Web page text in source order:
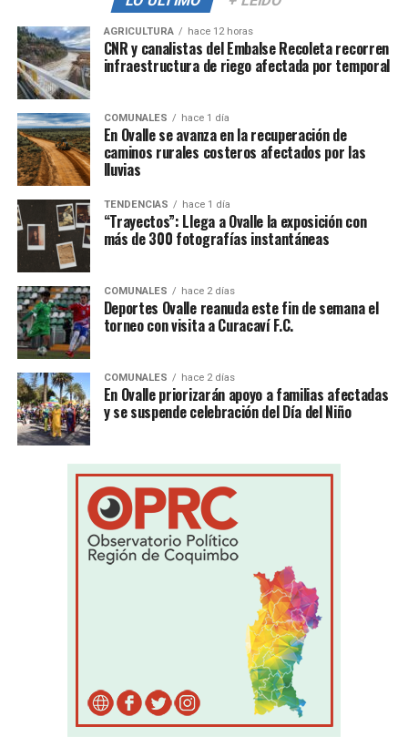
AGRICULTURA hace 12 horas
CNR y canalistas del Embalse Recoleta recorren
infraestructura de riego afectada por temporal
COMUNALES hace 1 día
En Ovalle se avanza en la recuperación de
caminos rurales costeros afectados por las
lluvias
TENDENCIAS hace 1 día
“Trayectos”: Llega a Ovalle la exposición con
más de 300 fotografías instantáneas
COMUNALES hace 2 días
Deportes Ovalle reanuda este fin de semana el
torneo con visita a Curacaví F.C.
COMUNALES hace 2 días
En Ovalle priorizarán apoyo a familias afectadas
y se suspende celebración del Día del Niño